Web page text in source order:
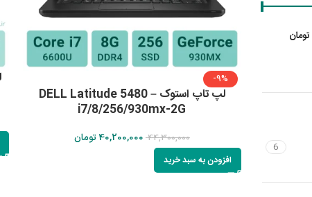
6
-9%
لپ تاپ استوک DELL Latitude 5480 –
i7/8/256/930mx-2G
44,300,000
40,200,000 تومان
افزودن به سبد خرید